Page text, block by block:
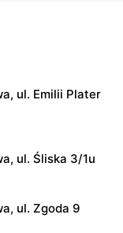
ul. Emilii Plater
ul. Śliska 3/1u
ul. Zgoda 9